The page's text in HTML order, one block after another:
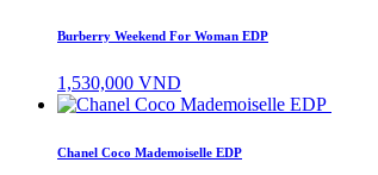
Burberry Weekend For Woman EDP
1,530,000 VND
Chanel Coco Mademoiselle EDP